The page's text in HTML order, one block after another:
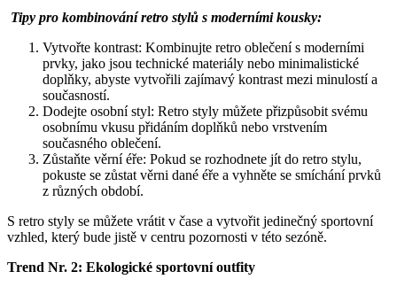
Tipy pro kombinování retro stylů s moderními kousky:
Vytvořte kontrast: Kombinujte retro oblečení s moderními
prvky, jako jsou technické materiály nebo minimalistické
doplňky, abyste vytvořili zajímavý kontrast mezi minulostí a
současností.
Dodejte osobní styl: Retro styly můžete přizpůsobit svému
osobnímu vkusu přidáním doplňků nebo vrstvením
současného oblečení.
Zůstaňte věrní éře: Pokud se rozhodnete jít do retro stylu,
pokuste se zůstat věrni dané éře a vyhněte se smíchání prvků
z různých období.
S retro styly se můžete vrátit v čase a vytvořit jedinečný sportovní
vzhled, který bude jistě v centru pozornosti v této sezóně.
Trend Nr. 2: Ekologické sportovní outfity